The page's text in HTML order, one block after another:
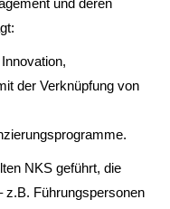
und deren
der Verknüpfung von
NKS geführt, die
z.B. Führungspersonen